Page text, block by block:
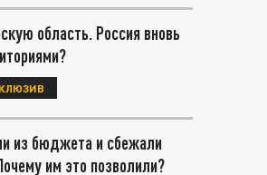
область. Россия вновь
из бюджета и сбежали
им это позволили?